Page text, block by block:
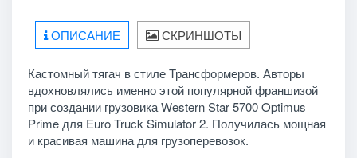
ОПИСАНИЕ СКРИНШОТЫ
Кастомный тягач в стиле Трансформеров. Авторы
вдохновлялись именно этой популярной франшизой
при создании грузовика Western Star 5700 Optimus
Prime для Euro Truck Simulator 2. Получилась мощная
и красивая машина для грузоперевозок.